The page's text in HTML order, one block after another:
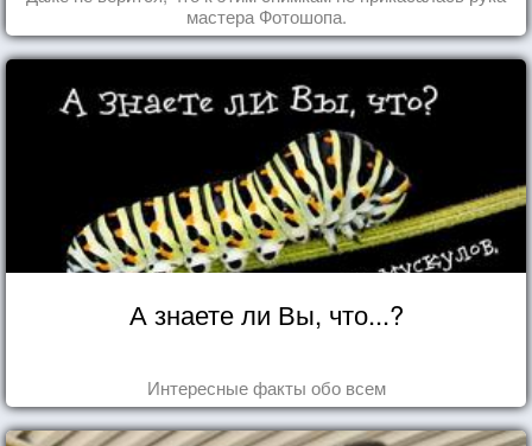
мастера Фотошопа.
А знаете ли Вы, что...?
Интересные факты обо всем